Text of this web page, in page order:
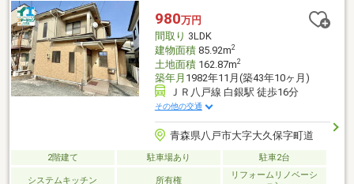
980万円
間取り 3LDK
建物面積85.92m2
土地面積162.87m2
築年月 1982年11月(築43年10ヶ月)
ＪＲ八戸線 白銀駅 徒歩16分
その他の交通
青森県八戸市大字大久保字町道
2階建て 駐車場あり 駐車2台
システムキッチン 所有権
リフォームリノベーシ